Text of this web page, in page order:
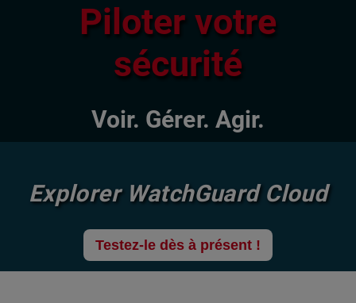
Piloter votre
sécurité
Voir. Gérer. Agir.
Explorer WatchGuard Cloud
Testez-le dès à présent !